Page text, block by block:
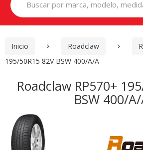
for:
Inicio Roadclaw
195/50R15 82V BSW 400/A/A
Roadclaw RP570+
BSW 400/